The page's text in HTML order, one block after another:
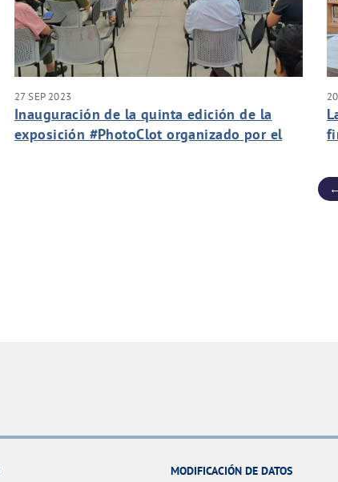
27 SEP 2023
Inauguración de la quinta edición de la
exposición #PhotoClot organizado por el
MODIFICACIÓN DE DATOS